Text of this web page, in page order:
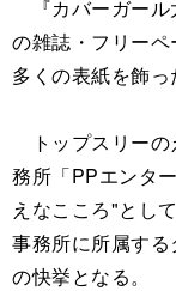
『カバーガール
の雑誌・フリー
多くの表紙を飾っ
トップスリーの
務所「PPエンタ
えなこころ"とし
事務所に所属す
の快挙となる。